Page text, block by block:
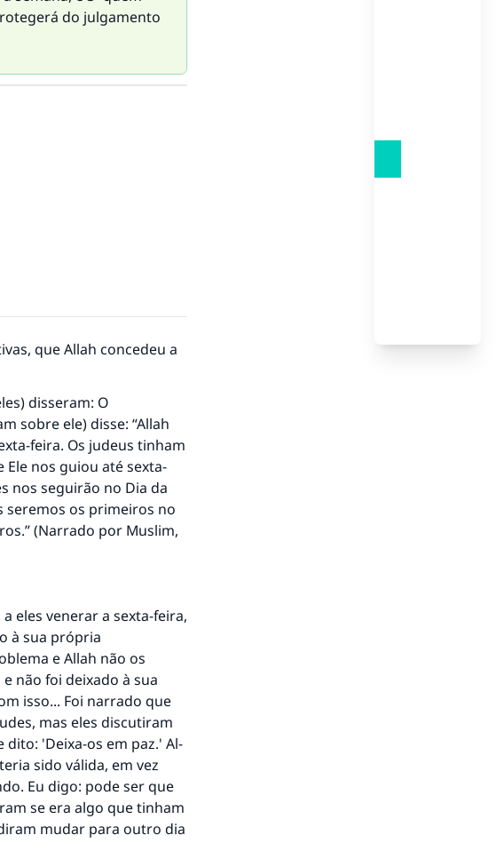
do julgamento
que Allah concedeu a
disseram: O
sobre ele) disse: “Allah
feira. Os judeus tinham
nos guiou até sexta-
nos seguirão no Dia da
seremos os primeiros no
(Narrado por Muslim,
eles venerar a sexta-feira,
à sua própria
e Allah não os
não foi deixado à sua
isso... Foi narrado que
mas eles discutiram
'Deixa-os em paz.' Al-
sido válida, em vez
Eu digo: pode ser que
se era algo que tinham
mudar para outro dia